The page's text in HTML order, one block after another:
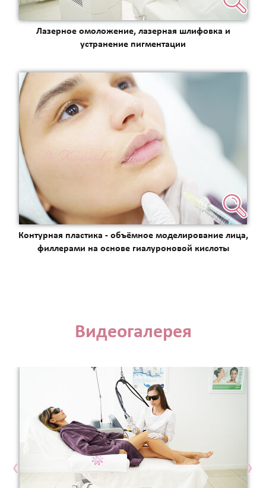
Лазерное омоложение, лазерная шлифовка и
устранение пигментации
Контурная пластика - объёмное моделирование лица,
филлерами на основе гиалуроновой кислоты
Видеогалерея
‹ ›